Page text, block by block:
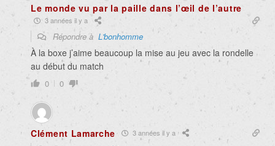
Le monde vu par la paille dans l’œil de l’autre
3 années il y a
Répondre à L'bonhomme
À la boxe j’aime beaucoup la mise au jeu avec la rondelle
au début du match
0 0
Clément Lamarche 3 années il y a